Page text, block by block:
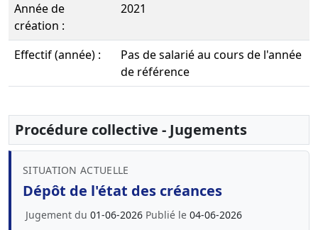
Année de
création :
2021
Effectif (année) :
Pas de salarié au cours de l'année
de référence
Procédure collective - Jugements
SITUATION ACTUELLE
Dépôt de l'état des créances
Jugement du 01-06-2026 Publié le 04-06-2026